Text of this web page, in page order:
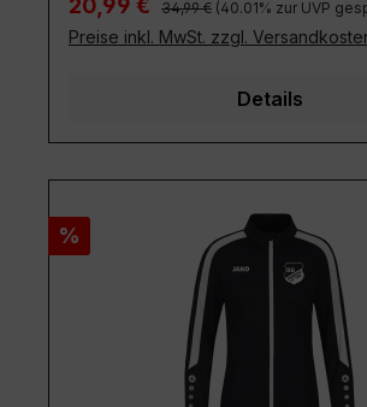
34,99 € (40.01% zur UVP
Preise inkl. MwSt. zzgl.
Details
Rabatt
%